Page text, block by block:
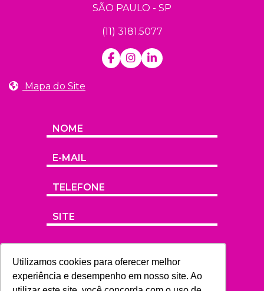
Utilizamos cookies para oferecer melhor
experiência e desempenho em nosso site. Ao
SÃO PAULO - SP
(11) 3181.5077
Mapa do Site